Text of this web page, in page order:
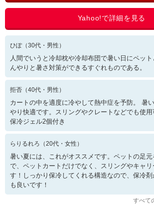
ひぽ（30代・ 男性 ）
人間でいうと冷却枕や冷却布団で暑い日にペッ
んやりと暑さ対策ができるすぐれものである。
拒否 （40代・ 男性 ）
カートの中を適度に冷やして熱中症を予防。 暑
やり快適です。スリングやクレートなどでも使
保冷ジェル2個付き
らりるれろ （20代・ 女性 ）
暑い夏には、これがオススメです。ペットの足
で、ペットカートだけでなく、スリングやキャリ
す！しっかり保冷してくれる構造なので、保冷
も良いです！
すべて